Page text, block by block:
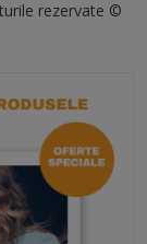
rezervate ©